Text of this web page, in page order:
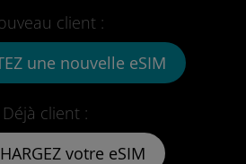
Déjà client :
votre eSIM
client :
une nouvelle eSIM